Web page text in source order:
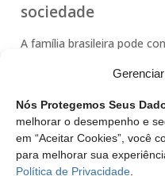
Nós Protegemos Seus
melhorar o desempenho e
em “Aceitar Cookies”, você
para melhorar sua
Política de Privacidade
sociedade
A família brasileira pode
técnicos industriais
conhecimento teórico e
processo de fiscalização,
Leia mais